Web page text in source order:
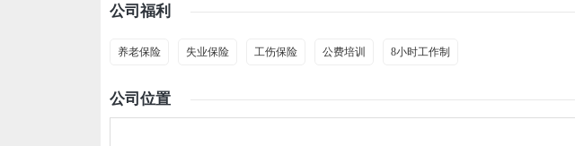
公司福利
养老保险 失业保险 工伤保险 公费培训 8小时工作制
公司位置